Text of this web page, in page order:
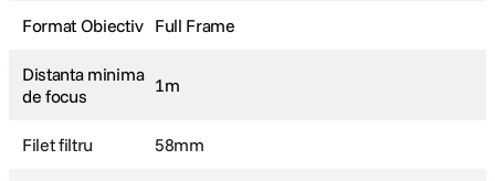
Format Obiectiv Full Frame
Distanta minima
de focus
1m
Filet filtru 58mm